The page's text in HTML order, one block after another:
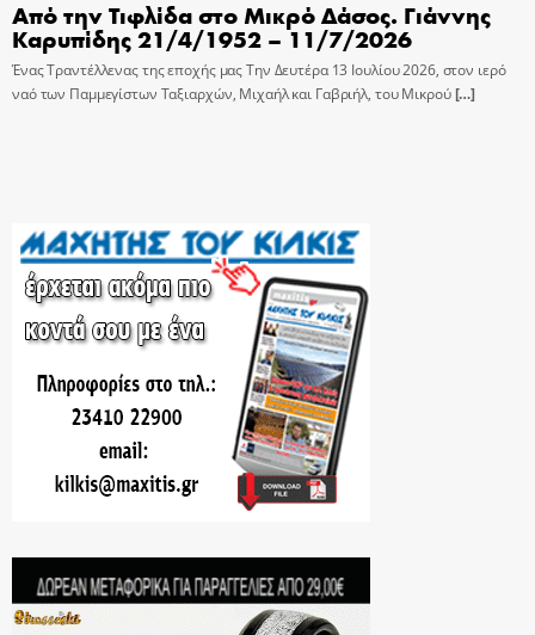
Από την Τιφλίδα στο Μικρό Δάσος. Γιάννης
Καρυπίδης 21/4/1952 – 11/7/2026
Ένας Τραντέλλενας της εποχής μας Την Δευτέρα 13 Ιουλίου 2026, στον ιερό
ναό των Παμμεγίστων Ταξιαρχών, Μιχαήλ και Γαβριήλ, του Μικρού[…]